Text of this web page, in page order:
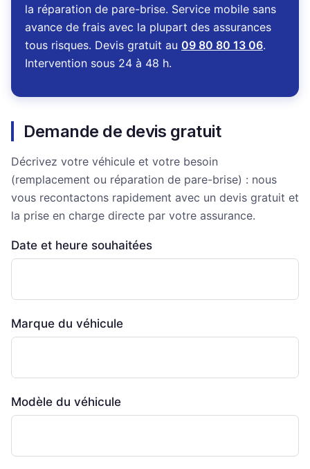
la réparation de pare-brise. Service mobile sans
avance de frais avec la plupart des assurances
tous risques. Devis gratuit au 09 80 80 13 06.
Intervention sous 24 à 48 h.
Demande de devis gratuit
Décrivez votre véhicule et votre besoin
(remplacement ou réparation de pare-brise) : nous
vous recontactons rapidement avec un devis gratuit et
la prise en charge directe par votre assurance.
Date et heure souhaitées
Marque du véhicule
Modèle du véhicule